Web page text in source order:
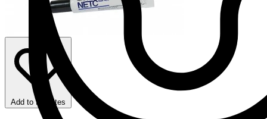
Add to favorites